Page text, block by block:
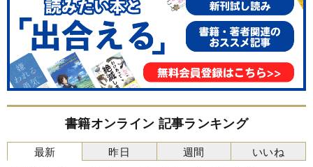
書籍オンライン 記事ランキング
最新 昨日 週間 いいね